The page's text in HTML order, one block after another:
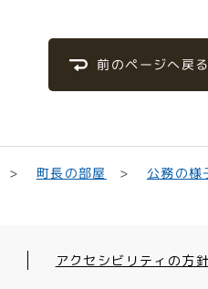
前のページへ戻る
町長の部屋 公務の様
アクセシビリティの方